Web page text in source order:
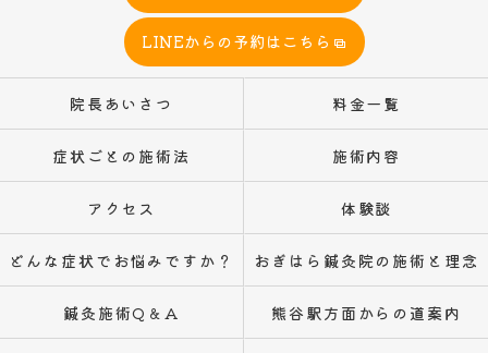
LINEからの予約はこちら
院長あいさつ 料金一覧
症状ごとの施術法 施術内容
アクセス 体験談
どんな症状でお悩みですか？ おぎはら鍼灸院の施術と理念
鍼灸施術Q＆A 熊谷駅方面からの道案内